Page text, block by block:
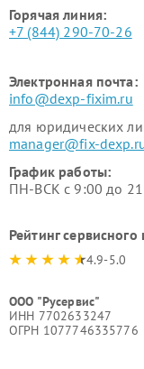
Горячая линия:
+7 (844) 290-70-26
Электронная почта:
info@dexp-fixim.ru
для юридических
manager@fix-
График работы:
ПН-ВСК с 9:00 до
Рейтинг сервисного
4.9-5.0
ООО "Русервис"
ИНН 7702633247
ОГРН 1077746335776